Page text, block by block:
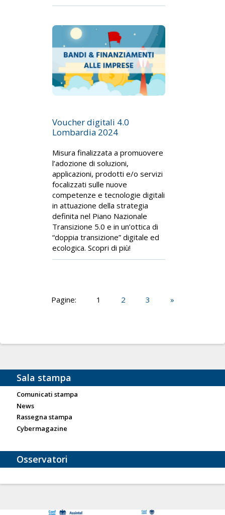
Voucher digitali 4.0
Lombardia 2024
Misura finalizzata a promuovere
l’adozione di soluzioni,
applicazioni, prodotti e/o servizi
focalizzati sulle nuove
competenze e tecnologie digitali
in attuazione della strategia
definita nel Piano Nazionale
Transizione 5.0 e in un’ottica di
“doppia transizione” digitale ed
ecologica. Scopri di più!
Pagine: 1 2 3 »
Sala stampa
Comunicati stampa
News
Rassegna stampa
Cybermagazine
Osservatori